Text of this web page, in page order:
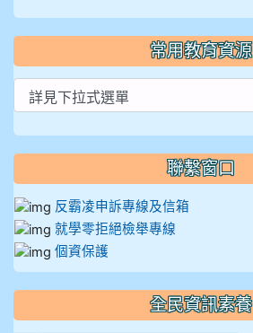
常用教育資源
聯繫窗口
反霸凌申訴專線及信箱
就學零拒絕檢舉專線
個資保護
全民資訊素養